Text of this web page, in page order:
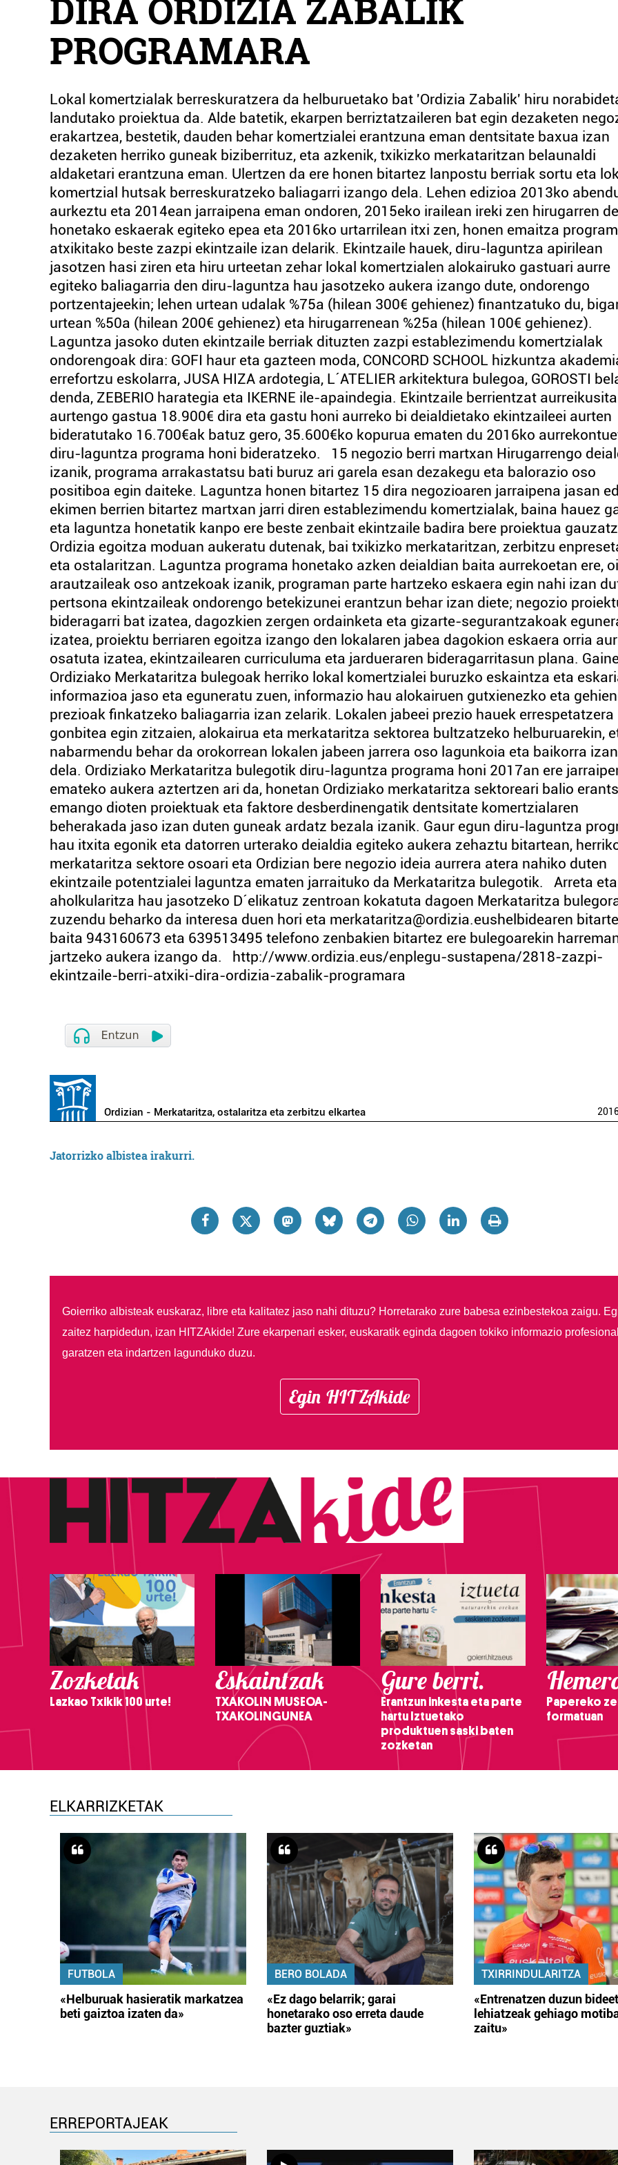
DIRA ORDIZIA ZABALIK
PROGRAMARA
Lokal komertzialak berreskuratzera da helburuetako bat 'Ordizia Zabalik' hiru
landutako proiektua da. Alde batetik, ekarpen berriztatzaileren bat egin dezaketen
erakartzea, bestetik, dauden behar komertzialei erantzuna eman dentsitate baxua izan
dezaketen herriko guneak biziberrituz, eta azkenik, txikizko merkataritzan belaunaldi
aldaketari erantzuna eman. Ulertzen da ere honen bitartez lanpostu berriak sortu eta
komertzial hutsak berreskuratzeko baliagarri izango dela. Lehen edizioa 2013ko
aurkeztu eta 2014ean jarraipena eman ondoren, 2015eko irailean ireki zen hirugarren
honetako eskaerak egiteko epea eta 2016ko urtarrilean itxi zen, honen emaitza
atxikitako beste zazpi ekintzaile izan delarik. Ekintzaile hauek, diru-laguntza apirilean
jasotzen hasi ziren eta hiru urteetan zehar lokal komertzialen alokairuko gastuari aurre
egiteko baliagarria den diru-laguntza hau jasotzeko aukera izango dute, ondorengo
portzentajeekin; lehen urtean udalak %75a (hilean 300€ gehienez) finantzatuko du,
urtean %50a (hilean 200€ gehienez) eta hirugarrenean %25a (hilean 100€ gehienez).
Laguntza jasoko duten ekintzaile berriak dituzten zazpi establezimendu komertzialak
ondorengoak dira: GOFI haur eta gazteen moda, CONCORD SCHOOL hizkuntza
errefortzu eskolarra, JUSA HIZA ardotegia, L´ATELIER arkitektura bulegoa, GOROSTI
denda, ZEBERIO harategia eta IKERNE ile-apaindegia. Ekintzaile berrientzat
aurtengo gastua 18.900€ dira eta gastu honi aurreko bi deialdietako ekintzaileei aurten
bideratutako 16.700€ak batuz gero, 35.600€ko kopurua ematen du 2016ko
diru-laguntza programa honi bideratzeko. 15 negozio berri martxan Hirugarrengo
izanik, programa arrakastatsu bati buruz ari garela esan dezakegu eta balorazio oso
positiboa egin daiteke. Laguntza honen bitartez 15 dira negozioaren jarraipena jasan
ekimen berrien bitartez martxan jarri diren establezimendu komertzialak, baina hauez
eta laguntza honetatik kanpo ere beste zenbait ekintzaile badira bere proiektua
Ordizia egoitza moduan aukeratu dutenak, bai txikizko merkataritzan, zerbitzu
eta ostalaritzan. Laguntza programa honetako azken deialdian baita aurrekoetan ere,
arautzaileak oso antzekoak izanik, programan parte hartzeko eskaera egin nahi izan
pertsona ekintzaileak ondorengo betekizunei erantzun behar izan diete; negozio
bideragarri bat izatea, dagozkien zergen ordainketa eta gizarte-segurantzakoak
izatea, proiektu berriaren egoitza izango den lokalaren jabea dagokion eskaera orria
osatuta izatea, ekintzailearen curriculuma eta jardueraren bideragarritasun plana.
Ordiziako Merkataritza bulegoak herriko lokal komertzialei buruzko eskaintza eta
informazioa jaso eta eguneratu zuen, informazio hau alokairuen gutxienezko eta
prezioak finkatzeko baliagarria izan zelarik. Lokalen jabeei prezio hauek errespetatzera
gonbitea egin zitzaien, alokairua eta merkataritza sektorea bultzatzeko helburuarekin,
nabarmendu behar da orokorrean lokalen jabeen jarrera oso lagunkoia eta baikorra izan
dela. Ordiziako Merkataritza bulegotik diru-laguntza programa honi 2017an ere
emateko aukera aztertzen ari da, honetan Ordiziako merkataritza sektoreari balio
emango dioten proiektuak eta faktore desberdinengatik dentsitate komertzialaren
beherakada jaso izan duten guneak ardatz bezala izanik. Gaur egun diru-laguntza
hau itxita egonik eta datorren urterako deialdia egiteko aukera zehaztu bitartean,
merkataritza sektore osoari eta Ordizian bere negozio ideia aurrera atera nahiko duten
ekintzaile potentzialei laguntza ematen jarraituko da Merkataritza bulegotik. Arreta eta
aholkularitza hau jasotzeko D´elikatuz zentroan kokatuta dagoen Merkataritza
zuzendu beharko da interesa duen hori eta merkataritza@ordizia.eushelbidearen
baita 943160673 eta 639513495 telefono zenbakien bitartez ere bulegoarekin
jartzeko aukera izango da. http://www.ordizia.eus/enplegu-sustapena/2818-zazpi-
ekintzaile-berri-atxiki-dira-ordizia-zabalik-programara
Ordizian - Merkataritza, ostalaritza eta zerbitzu elkartea
Jatorrizko albistea irakurri.
Goierriko albisteak euskaraz, libre eta kalitatez jaso nahi dituzu? Horretarako zure babesa ezinbestekoa zaigu.
zaitez harpidedun, izan HITZAkide! Zure ekarpenari esker, euskaratik eginda dagoen tokiko informazio
garatzen eta indartzen lagunduko duzu.
Egin HITZAkide
Zozketak
Lazkao Txikik 100 urte!
Eskaintzak
TXAKOLIN MUSEOA-
TXAKOLINGUNEA
Gure berri.
Erantzun inkesta eta parte
hartu Iztuetako
produktuen saski baten
zozketan
Papereko
formatuan
ELKARRIZKETAK
FUTBOLA
«Helburuak hasieratik markatzea
beti gaiztoa izaten da»
BERO BOLADA
«Ez dago belarrik; garai
honetarako oso erreta daude
bazter guztiak»
TXIRRINDULARITZA
«Entrenatzen duzun
lehiatzeak gehiago
zaitu»
ERREPORTAJEAK